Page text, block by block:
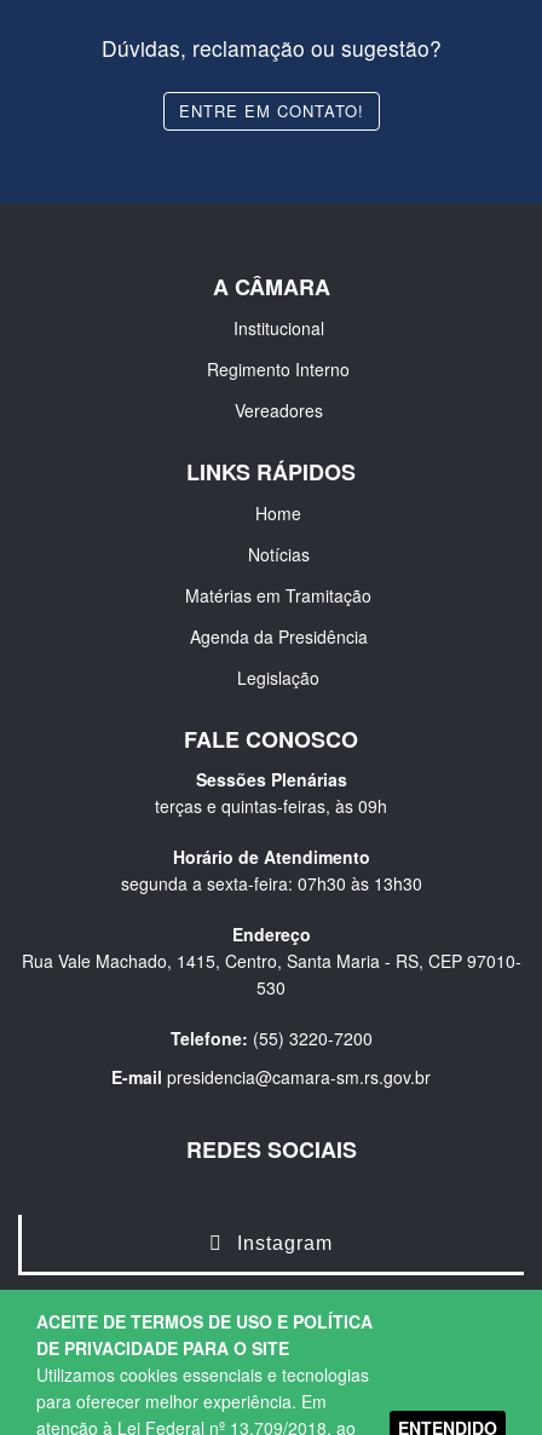
ACEITE DE TERMOS DE USO E POLÍTICA
DE PRIVACIDADE PARA O SITE
Utilizamos cookies essenciais e tecnologias
para oferecer melhor experiência. Em
atenção à Lei Federal nº 13.709/2018, ao
ENTENDIDO
Dúvidas, reclamação ou sugestão?
ENTRE EM CONTATO!
A CÂMARA
Institucional
Regimento Interno
Vereadores
LINKS RÁPIDOS
Home
Notícias
Matérias em Tramitação
Agenda da Presidência
Legislação
FALE CONOSCO
Sessões Plenárias
terças e quintas-feiras, às 09h
Horário de Atendimento
segunda a sexta-feira: 07h30 às 13h30
Endereço
Rua Vale Machado, 1415, Centro, Santa Maria - RS, CEP 97010-
530
Telefone: (55) 3220-7200
E-mail presidencia@camara-sm.rs.gov.br
REDES SOCIAIS
Instagram